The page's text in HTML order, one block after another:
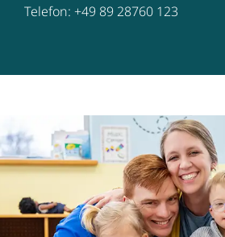
Telefon: +49 89 28760 123